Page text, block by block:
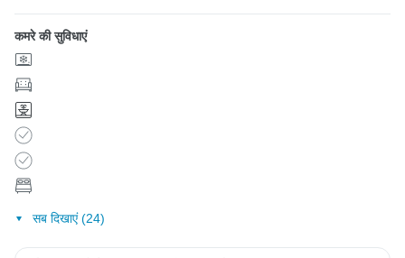
कमरे की सुविधाएं
सब दिखाएं (24)